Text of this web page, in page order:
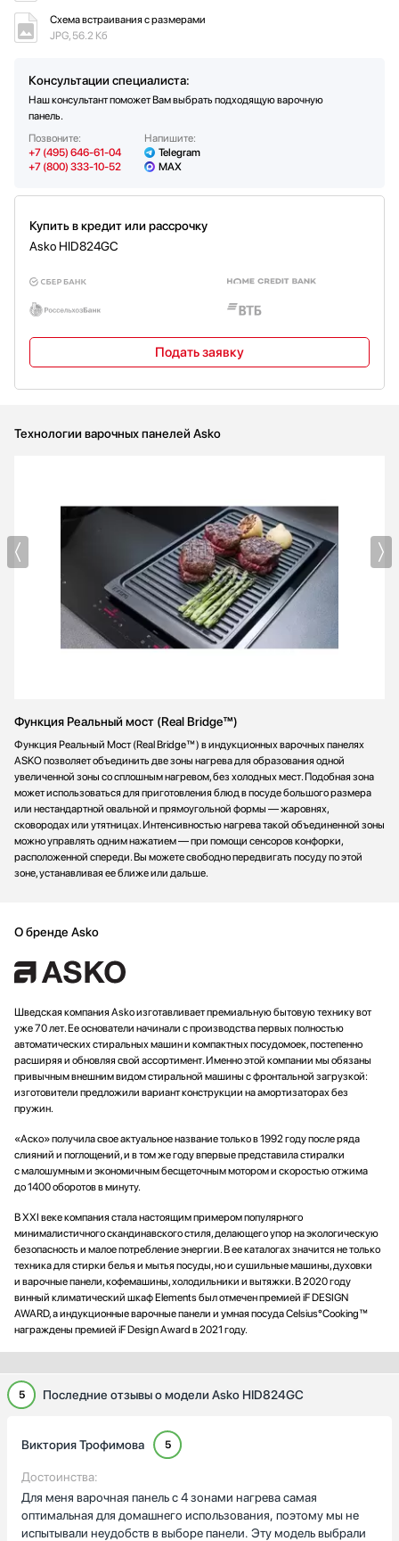
Индикаторы
Схема встраивания с размерами
JPG, 56.2 Кб
Консультации специалиста:
Наш консультант поможет Вам выбрать подходящую варочную
панель.
Позвоните:
+7 (495) 646-61-04
+7 (800) 333-10-52
Напишите:
Telegram
MAX
Купить в кредит или рассрочку
Asko HID824GC
Подать заявку
Технологии варочных панелей Asko
Функция Реальный мост (Real Bridge™)
Функция Реальный Мост (Real Bridge™) в индукционных варочных панелях
ASKO позволяет объединить две зоны нагрева для образования одной
увеличенной зоны со сплошным нагревом, без холодных мест. Подобная зона
может использоваться для приготовления блюд в посуде большого размера
или нестандартной овальной и прямоугольной формы — жаровнях,
сковородах или утятницах. Интенсивностью нагрева такой объединенной зоны
можно управлять одним нажатием — при помощи сенсоров конфорки,
расположенной спереди. Вы можете свободно передвигать посуду по этой
зоне, устанавливая ее ближе или дальше.
О бренде Asko
Шведская компания Asko изготавливает премиальную бытовую технику вот
уже 70 лет. Ее основатели начинали с производства первых полностью
автоматических стиральных машин и компактных посудомоек, постепенно
расширяя и обновляя свой ассортимент. Именно этой компании мы обязаны
привычным внешним видом стиральной машины с фронтальной загрузкой:
изготовители предложили вариант конструкции на амортизаторах без
пружин.
«Аско» получила свое актуальное название только в 1992 году после ряда
слияний и поглощений, и в том же году впервые представила стиралки
с малошумным и экономичным бесщеточным мотором и скоростью отжима
до 1400 оборотов в минуту.
В XXI веке компания стала настоящим примером популярного
минималистичного скандинавского стиля, делающего упор на экологическую
безопасность и малое потребление энергии. В ее каталогах значится не только
техника для стирки белья и мытья посуды, но и сушильные машины, духовки
и варочные панели, кофемашины, холодильники и вытяжки. В 2020 году
винный климатический шкаф Elements был отмечен премией iF DESIGN
AWARD, а индукционные варочные панели и умная посуда Celsius°Cooking™
награждены премией iF Design Award в 2021 году.
5 Последние отзывы о модели Asko HID824GC
Виктория Трофимова 5
Достоинства:
Для меня варочная панель с 4 зонами нагрева самая
оптимальная для домашнего использования, поэтому мы не
испытывали неудобств в выборе панели. Эту модель выбрали